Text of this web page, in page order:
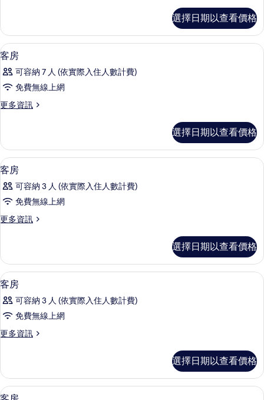
有
相
片
的
詳
情
選擇日期以查看價格
顯
示
客
的
有
相
片
書桌、遮光布/窗簾、熨斗/熨衣板、免
1
客房
可容納 7 人 (依實際入住人數計費)
免費無線上網
更多資訊
更
的
詳
情
選擇日期以查看價格
顯
示
客
的
有
相
片
書桌、遮光布/窗簾、熨斗/熨衣板、免
1
客房
可容納 3 人 (依實際入住人數計費)
免費無線上網
更多資訊
更
的
詳
情
選擇日期以查看價格
顯
示
客
的
有
相
書桌、遮光布/窗簾、熨斗/熨衣板、免
1
客房
可容納 3 人 (依實際入住人數計費)
免費無線上網
更多資訊
更
的
詳
情
選擇日期以查看價格
顯
書桌、遮光布/窗簾、熨斗/熨衣板、免
2